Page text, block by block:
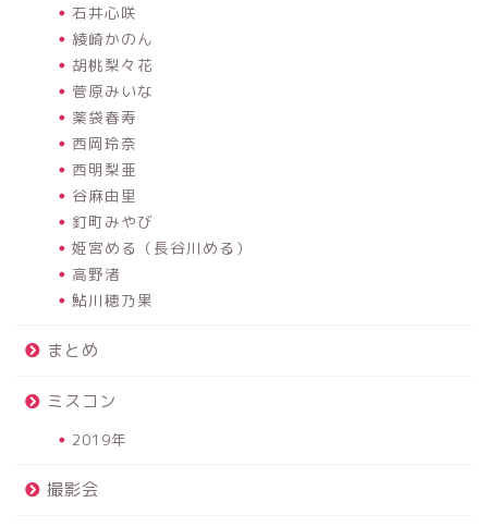
石井心咲
綾崎かのん
胡桃梨々花
菅原みいな
薬袋春寿
西岡玲奈
西明梨亜
谷麻由里
釘町みやび
姫宮める（長谷川める）
高野渚
鮎川穂乃果
まとめ
ミスコン
2019年
撮影会